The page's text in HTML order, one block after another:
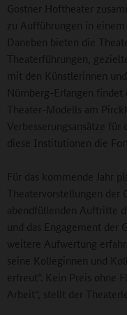
Gostner Hoftheater
zu Aufführungen in
Daneben bieten die
Theaterführungen,
mit den Künstlerinnen
Nürnberg-Erlangen findet
Theater-Modells am
Verbesserungsansätze
diese Institutionen die
Für das kommende Jahr
Theatervorstellungen der
abendfüllenden Auftritte
und das Engagement der
weitere Aufwertung
seine Kolleginnen und
erfreut“. Kein Preis ohne
Arbeit“, stellt der